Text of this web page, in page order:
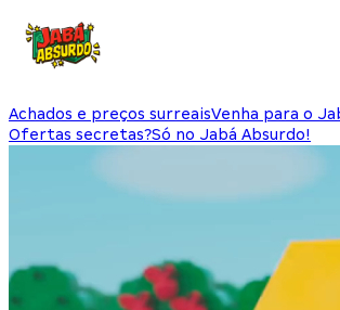
Achados e preços surreaisVenha para o
Ofertas secretas?Só no Jabá Absurdo!